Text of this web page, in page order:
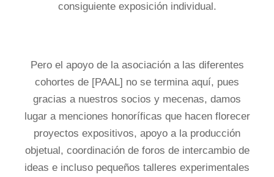
consiguiente exposición individual.
Pero el apoyo de la asociación a las diferentes
cohortes de [PAAL] no se termina aquí, pues
gracias a nuestros socios y mecenas, damos
lugar a menciones honoríficas que hacen florecer
proyectos expositivos, apoyo a la producción
objetual, coordinación de foros de intercambio de
ideas e incluso pequeños talleres experimentales